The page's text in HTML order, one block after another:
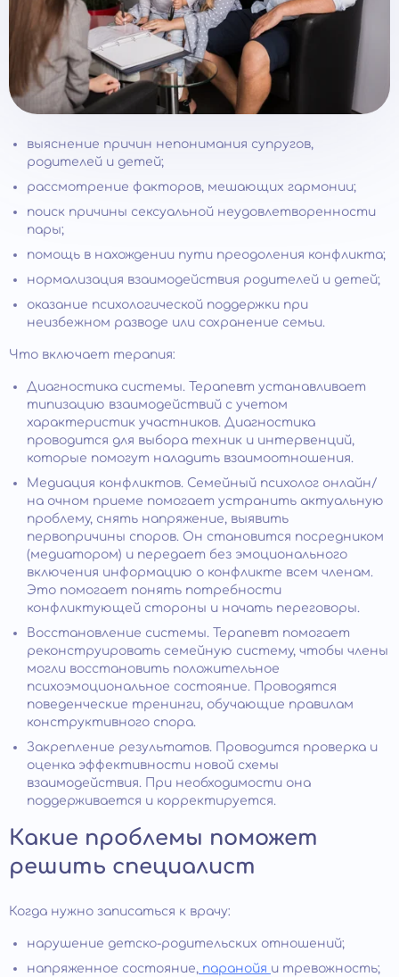
выяснение причин непонимания супругов,
родителей и детей;
рассмотрение факторов, мешающих гармонии;
поиск причины сексуальной неудовлетворенности
пары;
помощь в нахождении пути преодоления конфликта;
нормализация взаимодействия родителей и детей;
оказание психологической поддержки при
неизбежном разводе или сохранение семьи.
Что включает терапия:
Диагностика системы. Терапевт устанавливает
типизацию взаимодействий с учетом
характеристик участников. Диагностика
проводится для выбора техник и интервенций,
которые помогут наладить взаимоотношения.
Медиация конфликтов. Семейный психолог онлайн/
на очном приеме помогает устранить актуальную
проблему, снять напряжение, выявить
первопричины споров. Он становится посредником
(медиатором) и передает без эмоционального
включения информацию о конфликте всем членам.
Это помогает понять потребности
конфликтующей стороны и начать переговоры.
Восстановление системы. Терапевт помогает
реконструировать семейную систему, чтобы члены
могли восстановить положительное
психоэмоциональное состояние. Проводятся
поведенческие тренинги, обучающие правилам
конструктивного спора.
Закрепление результатов. Проводится проверка и
оценка эффективности новой схемы
взаимодействия. При необходимости она
поддерживается и корректируется.
Какие проблемы поможет
решить специалист
Когда нужно записаться к врачу:
нарушение детско-родительских отношений;
напряженное состояние, паранойя и тревожность;